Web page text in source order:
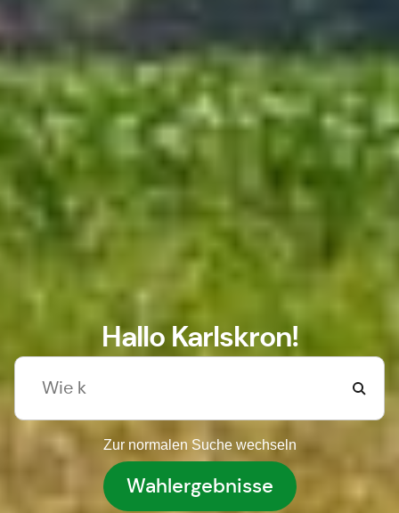
Hallo Karlskron!
Zur normalen Suche wechseln
Wahlergebnisse